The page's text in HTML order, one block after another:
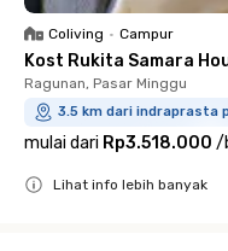
Coliving • Campur
Kost Rukita Samara
Ragunan, Pasar Minggu
3.5 km dari indraprasta
mulai dari Rp3.518.000 /
Lihat info lebih banyak